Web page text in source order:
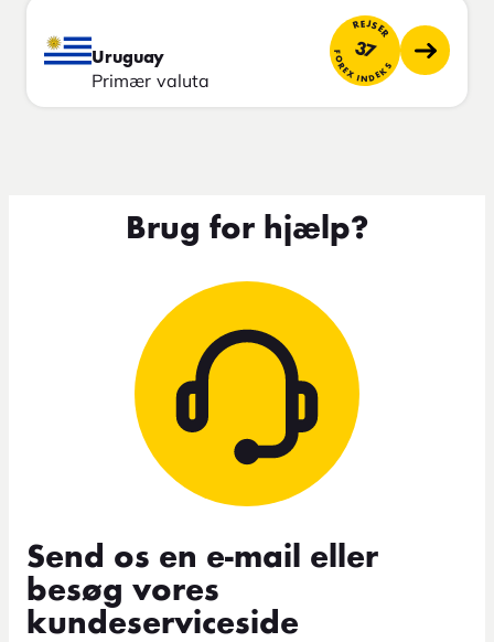
Uruguay
Primær valuta
REJSER
37
FOREX INDEKS
Brug for hjælp?
Send os en e-mail eller
besøg vores
kundeserviceside